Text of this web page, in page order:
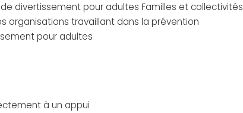
divertissement pour adultes Familles et collectivités
organisations travaillant dans la prévention
pour adultes
à un appui